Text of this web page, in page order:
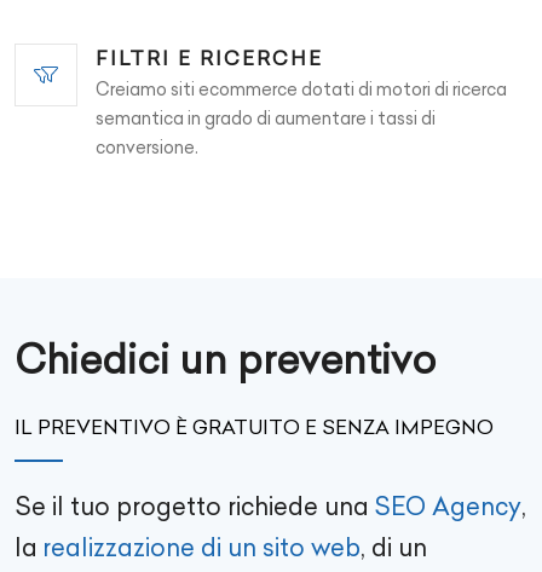
FILTRI E RICERCHE
Creiamo siti ecommerce dotati di motori di ricerca
semantica in grado di aumentare i tassi di
conversione.
Chiedici un preventivo
IL PREVENTIVO È GRATUITO E SENZA IMPEGNO
Se il tuo progetto richiede una SEO Agency,
la realizzazione di un sito web, di un